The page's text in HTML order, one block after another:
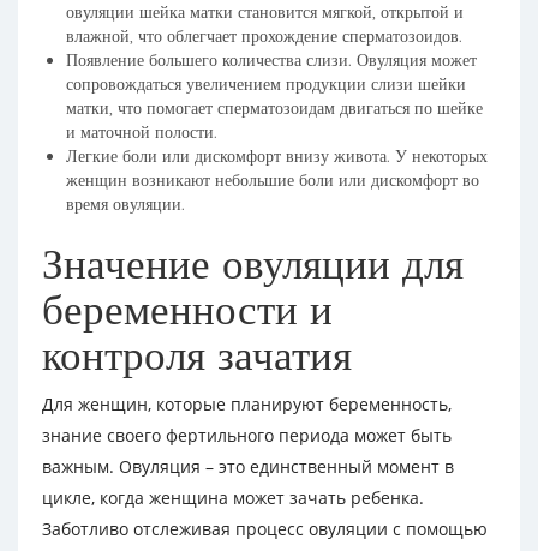
овуляции шейка матки становится мягкой, открытой и
влажной, что облегчает прохождение сперматозоидов.
Появление большего количества слизи. Овуляция может
сопровождаться увеличением продукции слизи шейки
матки, что помогает сперматозоидам двигаться по шейке
и маточной полости.
Легкие боли или дискомфорт внизу живота. У некоторых
женщин возникают небольшие боли или дискомфорт во
время овуляции.
Значение овуляции для
беременности и
контроля зачатия
Для женщин, которые планируют беременность,
знание своего фертильного периода может быть
важным. Овуляция – это единственный момент в
цикле, когда женщина может зачать ребенка.
Заботливо отслеживая процесс овуляции с помощью